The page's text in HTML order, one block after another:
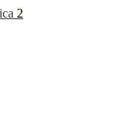
2